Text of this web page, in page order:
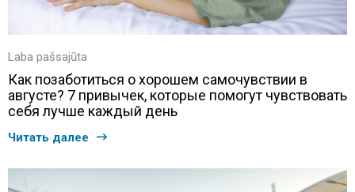
Laba pašsajūta
Как позаботиться о хорошем самочувствии в
августе? 7 привычек, которые помогут чувствовать
себя лучше каждый день
Читать далее